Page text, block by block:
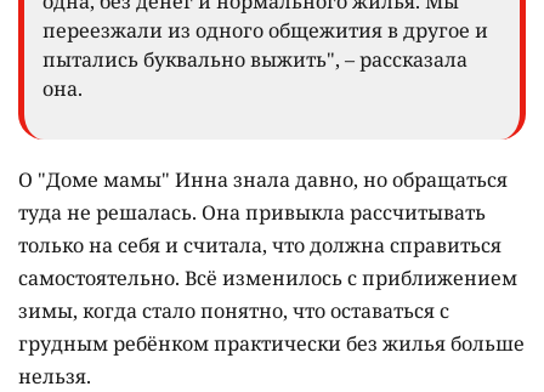
переезжали из одного общежития в другое и
пытались буквально выжить", – рассказала
она.
О "Доме мамы" Инна знала давно, но обращаться
туда не решалась. Она привыкла рассчитывать
только на себя и считала, что должна справиться
самостоятельно. Всё изменилось с приближением
зимы, когда стало понятно, что оставаться с
грудным ребёнком практически без жилья больше
нельзя.